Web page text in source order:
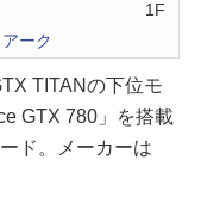
1F
ーク
TITANの下位モ
GTX 780」を搭載
ド。メーカーは